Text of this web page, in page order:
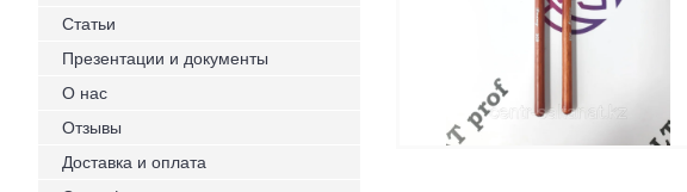
Статьи
Презентации и документы
О нас
Отзывы
Доставка и оплата